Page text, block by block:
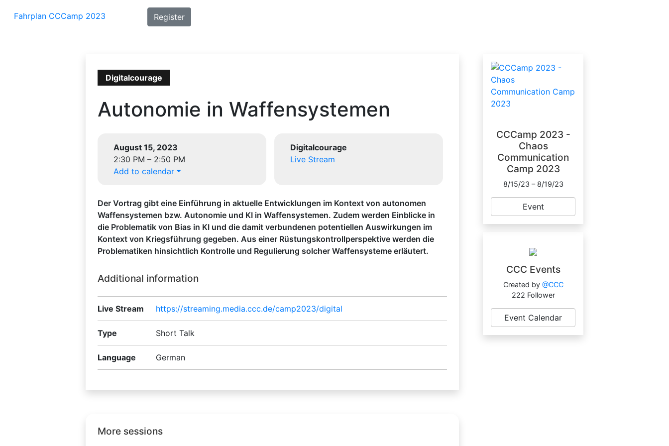
Fahrplan CCCamp 2023 Register
Digitalcourage
Autonomie in Waffensystemen
August 15, 2023
2:30 PM – 2:50 PM
Add to calendar
Digitalcourage
Live Stream
Der Vortrag gibt eine Einführung in aktuelle Entwicklungen im Kontext von autonomen
Waffensystemen bzw. Autonomie und KI in Waffensystemen. Zudem werden Einblicke in
die Problematik von Bias in KI und die damit verbundenen potentiellen Auswirkungen im
Kontext von Kriegsführung gegeben. Aus einer Rüstungskontrollperspektive werden die
Problematiken hinsichtlich Kontrolle und Regulierung solcher Waffensysteme erläutert.
Additional information
Live Stream https://streaming.media.ccc.de/camp2023/digital
Type Short Talk
Language German
More sessions
CCCamp 2023 -
Chaos
Communication
Camp 2023
8/15/23 – 8/19/23
Event
CCC Events
Created by @CCC
222 Follower
Event Calendar